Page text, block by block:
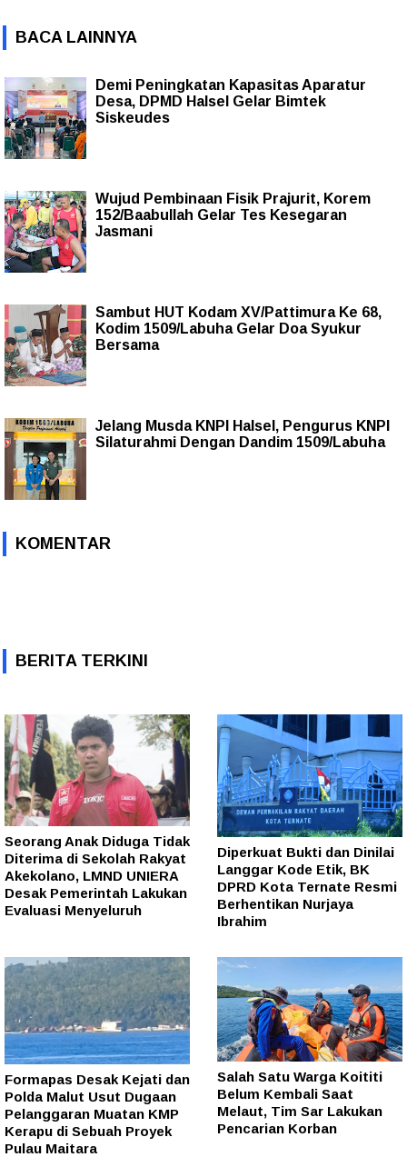
BACA LAINNYA
Demi Peningkatan Kapasitas Aparatur
Desa, DPMD Halsel Gelar Bimtek
Siskeudes
Wujud Pembinaan Fisik Prajurit, Korem
152/Baabullah Gelar Tes Kesegaran
Jasmani
Sambut HUT Kodam XV/Pattimura Ke 68,
Kodim 1509/Labuha Gelar Doa Syukur
Bersama
Jelang Musda KNPI Halsel, Pengurus KNPI
Silaturahmi Dengan Dandim 1509/Labuha
KOMENTAR
BERITA TERKINI
Seorang Anak Diduga Tidak
Diterima di Sekolah Rakyat
Akekolano, LMND UNIERA
Desak Pemerintah Lakukan
Evaluasi Menyeluruh
Diperkuat Bukti dan Dinilai
Langgar Kode Etik, BK
DPRD Kota Ternate Resmi
Berhentikan Nurjaya
Ibrahim
Formapas Desak Kejati dan
Polda Malut Usut Dugaan
Pelanggaran Muatan KMP
Kerapu di Sebuah Proyek
Pulau Maitara
Salah Satu Warga Koititi
Belum Kembali Saat
Melaut, Tim Sar Lakukan
Pencarian Korban